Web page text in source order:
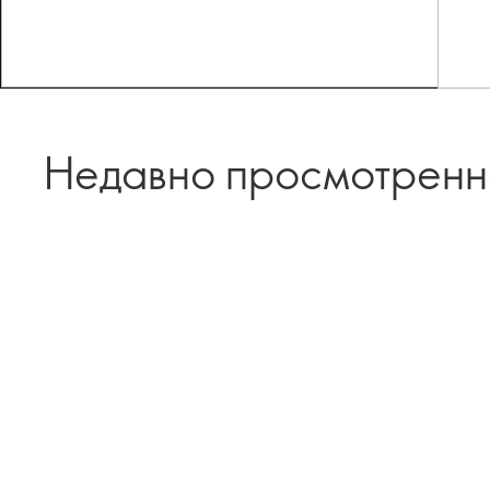
Недавно